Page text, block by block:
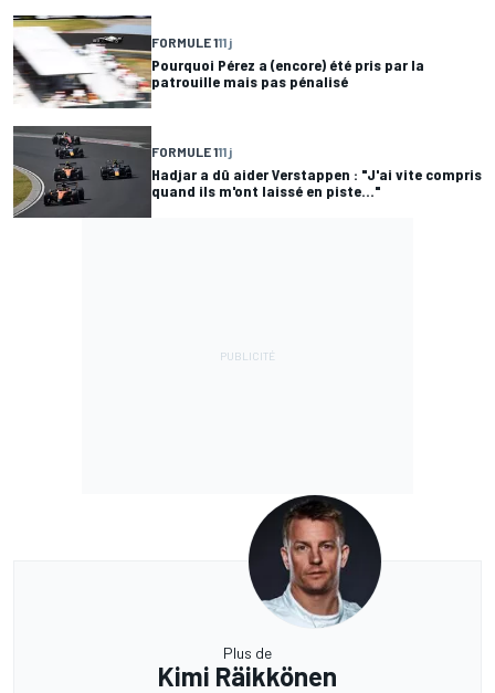
FORMULE 111 j
Pourquoi Pérez a (encore) été pris par la
patrouille mais pas pénalisé
FORMULE 111 j
Hadjar a dû aider Verstappen : "J'ai vite compris
quand ils m'ont laissé en piste..."
Plus de
Kimi Räikkönen